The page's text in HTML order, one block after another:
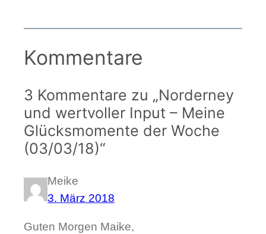
Kommentare
3 Kommentare zu „Norderney
und wertvoller Input – Meine
Glücksmomente der Woche
(03/03/18)“
Meike
3. März 2018
Guten Morgen Maike,